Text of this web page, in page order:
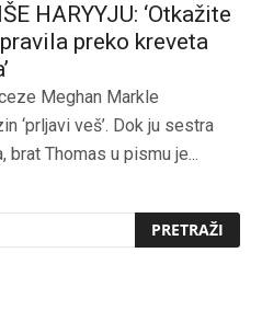
HARYYJU: ‘Otkažite
preko kreveta
Meghan Markle
‘prljavi veš’. Dok ju sestra
Thomas u pismu je...